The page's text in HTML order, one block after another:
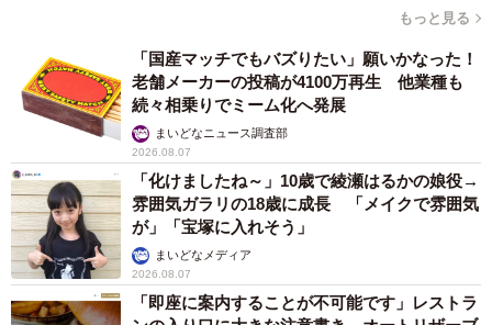
もっと見る
「国産マッチでもバズりたい」願いかなった！
老舗メーカーの投稿が4100万再生 他業種も
続々相乗りでミーム化へ発展
まいどなニュース調査部
2026.08.07
「化けましたね～」10歳で綾瀬はるかの娘役→
雰囲気ガラリの18歳に成長 「メイクで雰囲気
が」「宝塚に入れそう」
まいどなメディア
2026.08.07
「即座に案内することが不可能です」レストラ